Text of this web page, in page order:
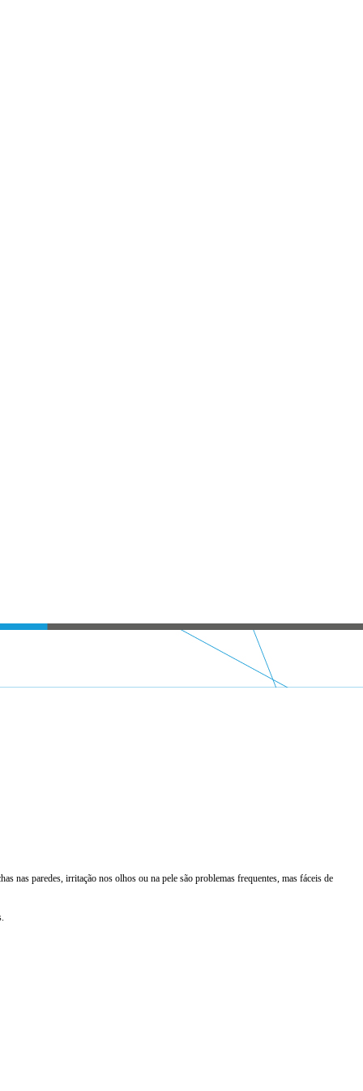
nas paredes, irritação nos olhos ou na pele são problemas frequentes, mas fáceis de